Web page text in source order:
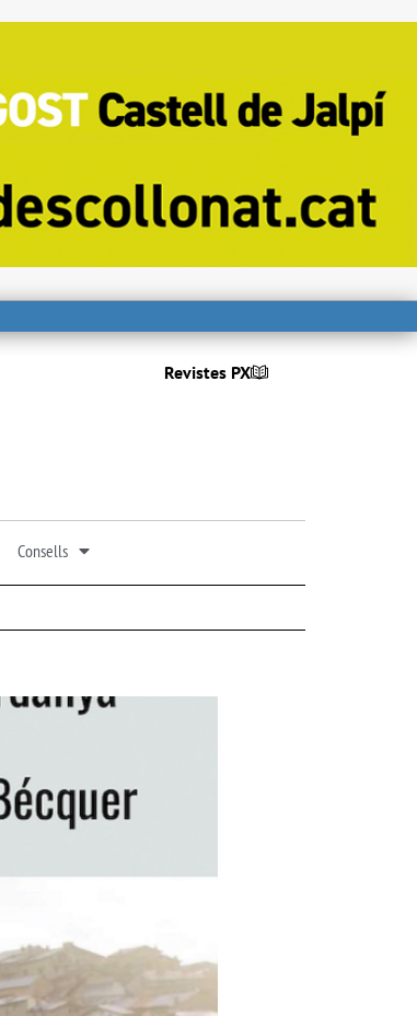
Revistes PX
Consells